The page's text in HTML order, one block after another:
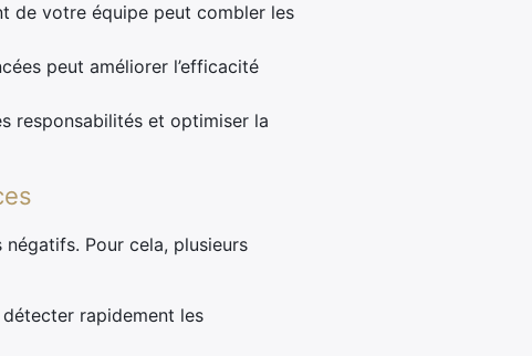
de votre équipe peut combler les
peut améliorer l’efficacité
responsabilités et optimiser la
Pour cela, plusieurs
rapidement les